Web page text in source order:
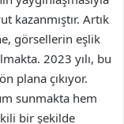
kazanmıştır. Artık
görsellerin eşlik
2023 yılı, bu
plana çıkıyor.
sunmakta hem
bir şekilde